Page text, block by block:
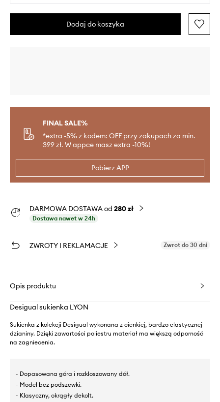
Dodaj do koszyka
FINAL SALE%
*extra -5% z kodem: OFF przy zakupach za min.
399 zł. W appce masz extra -10%!
Pobierz APP
DARMOWA DOSTAWA od 280 zł
Dostawa nawet w 24h
ZWROTY I REKLAMACJE Zwrot do 30 dni
Opis produktu
Desigual sukienka LYON
Sukienka z kolekcji Desigual wykonana z cienkiej, bardzo elastycznej
dzianiny. Dzięki zawartości poliestru materiał ma większą odporność
na zagniecenia.
- Dopasowana góra i rozkloszowany dół.
- Model bez podszewki.
- Klasyczny, okrągły dekolt.